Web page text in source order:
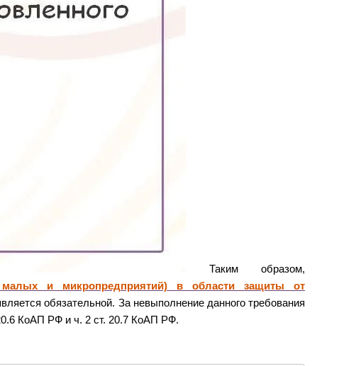
Таким образом,
малых и микропредприятий) в области защиты от
обязательной. За невыполнение данного требования
КоАП РФ и ч. 2 ст. 20.7 КоАП РФ.